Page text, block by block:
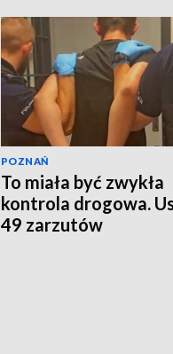
POZNAŃ
To miała być zwykła
kontrola drogowa.
49 zarzutów